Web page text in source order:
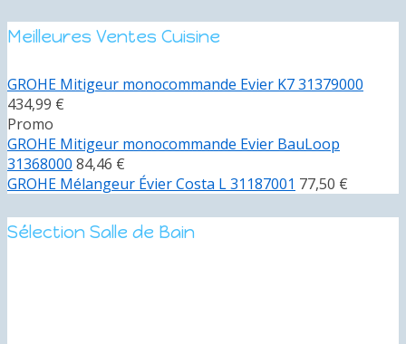
Meilleures Ventes Cuisine
GROHE Mitigeur monocommande Evier K7 31379000
434,99 €
Promo
GROHE Mitigeur monocommande Evier BauLoop
31368000 84,46 €
GROHE Mélangeur Évier Costa L 31187001 77,50 €
Sélection Salle de Bain